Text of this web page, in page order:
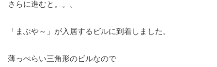
さらに進むと。。。
「まぶや～」が入居するビルに到着しました。
薄っぺらい三角形のビルなので